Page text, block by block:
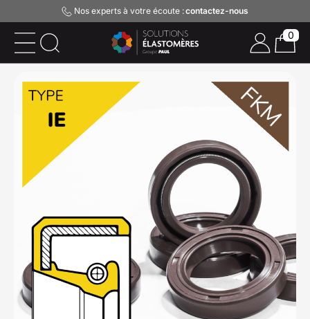
Nos experts à votre écoute :contactez-nous
0